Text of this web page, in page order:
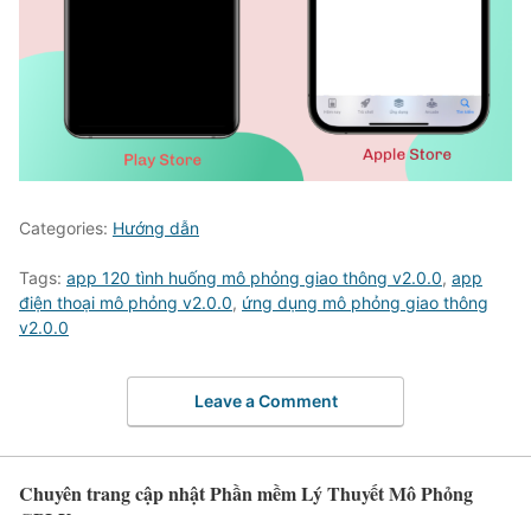
Categories: Hướng dẫn
Tags: app 120 tình huống mô phỏng giao thông v2.0.0, app
điện thoại mô phỏng v2.0.0, ứng dụng mô phỏng giao thông
v2.0.0
Leave a Comment
Chuyên trang cập nhật Phần mềm Lý Thuyết Mô Phỏng